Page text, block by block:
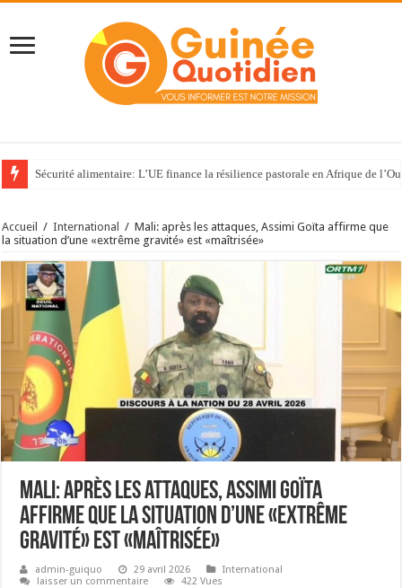
Sécurité alimentaire: L’UE finance la résilience pastorale en Afrique de
Accueil / International / Mali: après les attaques, Assimi Goïta affirme que
la situation d’une «extrême gravité» est «maîtrisée»
Mali: après les attaques, Assimi Goïta
affirme que la situation d’une «extrême
gravité» est «maîtrisée»
admin-guiquo 29 avril 2026
International
laisser un commentaire
422 Vues